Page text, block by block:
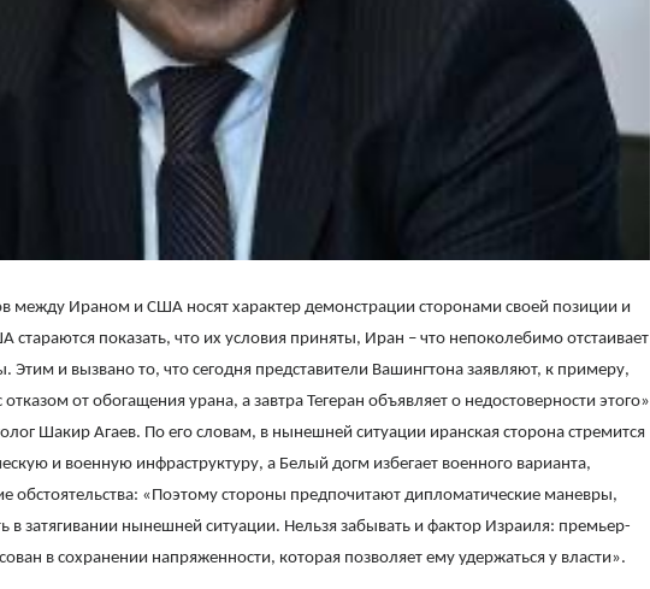
между Ираном и США носят характер демонстрации сторонами своей позиции и
показать, что их условия приняты, Иран – что непоколебимо отстаивает
Этим и вызвано то, что сегодня представители Вашингтона заявляют, к примеру,
отказом от обогащения урана, а завтра Тегеран объявляет о недостоверности этого»
Шакир Агаев. По его словам, в нынешней ситуации иранская сторона стремится
и военную инфраструктуру, а Белый догм избегает военного варианта,
обстоятельства: «Поэтому стороны предпочитают дипломатические маневры,
в затягивании нынешней ситуации. Нельзя забывать и фактор Израиля: премьер-
в сохранении напряженности, которая позволяет ему удержаться у власти».